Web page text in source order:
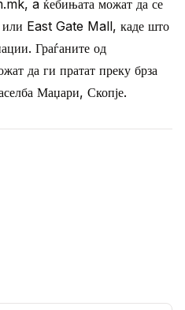
a ќебињата можат да се
East Gate Mall, каде што
Граѓаните од
да ги пратат преку брза
Маџари, Скопје.